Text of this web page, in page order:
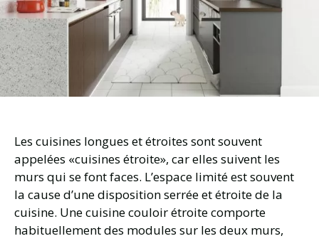
Les cuisines longues et étroites sont souvent
appelées «cuisines étroite», car elles suivent les
murs qui se font faces. L’espace limité est souvent
la cause d’une disposition serrée et étroite de la
cuisine. Une cuisine couloir étroite comporte
habituellement des modules sur les deux murs,